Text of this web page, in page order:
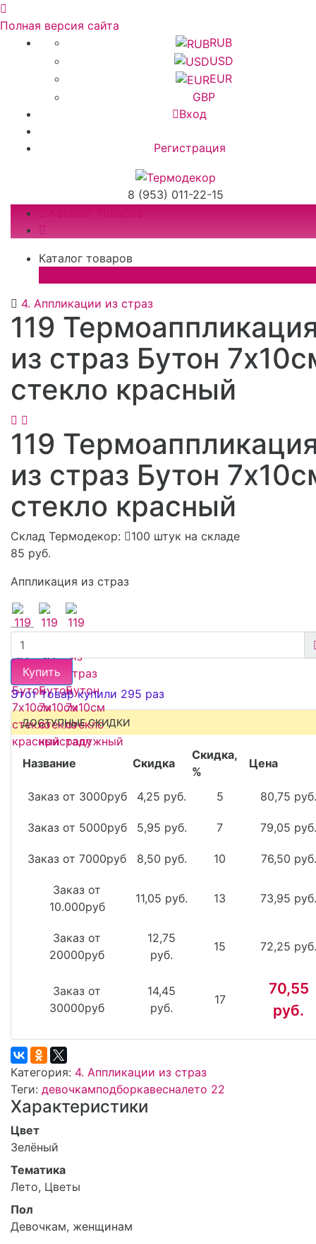
Полная версия сайта
RUB
USD
EUR
GBP
Вход
Регистрация
8 (953) 011-22-15
Каталог товаров
4. Аппликации из страз
119
из страз Бутон
стекло красный
119
из страз Бутон
стекло красный
Склад Термодекор:
100 штук на складе
85 руб.
Аппликация из страз
Купить
Этот товар купили 295 раз
ДОСТУПНЫЕ СКИДКИ
Название Скидка
Скидка,
%
Цена
Заказ от 3000руб 4,25 руб. 5 80,75 руб.
Заказ от 5000руб 5,95 руб. 7 79,05 руб.
Заказ от 7000руб 8,50 руб. 10 76,50 руб.
Заказ от
10.000руб
11,05 руб. 13 73,95 руб.
Заказ от
20000руб
12,75
руб.
15 72,25 руб.
Заказ от
30000руб
14,45
руб.
17
70,55
руб.
Категория: 4. Аппликации из страз
Теги: девочкамподборкавесналето 22
Характеристики
Цвет
Зелёный
Тематика
Лето, Цветы
Пол
Девочкам, женщинам